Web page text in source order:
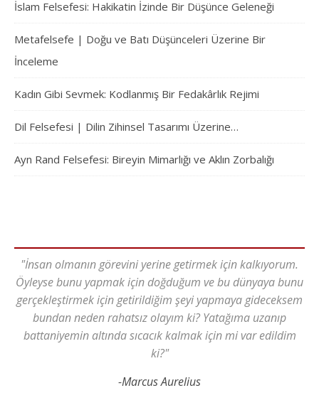
İslam Felsefesi: Hakikatin İzinde Bir Düşünce Geleneği
Metafelsefe | Doğu ve Batı Düşünceleri Üzerine Bir
İnceleme
Kadın Gibi Sevmek: Kodlanmış Bir Fedakârlık Rejimi
Dil Felsefesi | Dilin Zihinsel Tasarımı Üzerine…
Ayn Rand Felsefesi: Bireyin Mimarlığı ve Aklın Zorbalığı
"İnsan olmanın görevini yerine getirmek için kalkıyorum.
Öyleyse bunu yapmak için doğduğum ve bu dünyaya bunu
gerçekleştirmek için getirildiğim şeyi yapmaya gideceksem
bundan neden rahatsız olayım ki? Yatağıma uzanıp
battaniyemin altında sıcacık kalmak için mi var edildim
ki?"
-Marcus Aurelius